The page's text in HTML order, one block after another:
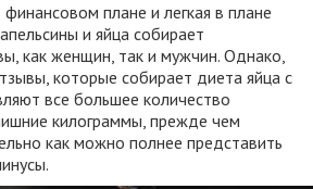
плане и легкая в плане
и яйца собирает
как женщин, так и мужчин. Однако,
которые собирает диета яйца с
все большее количество
килограммы, прежде чем
как можно полнее представить